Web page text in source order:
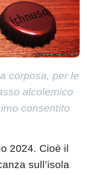
corposa, per le
alcolemico
consentito
2024. Cioè il
sull’isola